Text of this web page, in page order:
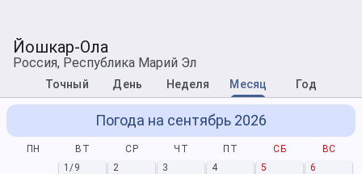
Йошкар-Ола
Россия, Республика Марий Эл
Точный День Неделя Месяц Год
Погода на сентябрь 2026
ПН ВТ СР ЧТ ПТ СБ
ВС
1/9
2 3 4 5 6